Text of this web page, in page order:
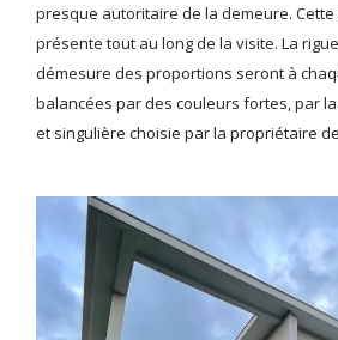
presque autoritaire de la demeure.
présente tout au long de la visite. La
démesure des proportions seront à
balancées par des couleurs fortes, par
et singulière choisie par la propriétaire